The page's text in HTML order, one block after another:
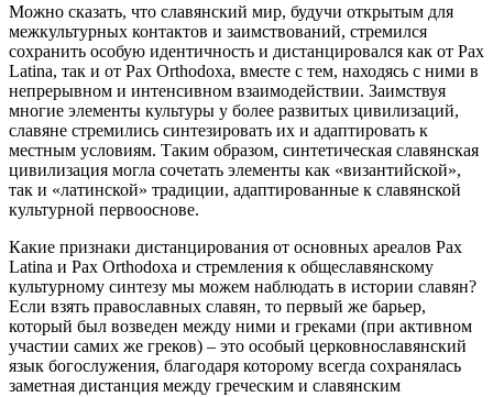
Можно сказать, что славянский мир, будучи открытым для
межкультурных контактов и заимствований, стремился
сохранить особую идентичность и дистанцировался как от Pax
Latina, так и от Pax Orthodoxa, вместе с тем, находясь с ними в
непрерывном и интенсивном взаимодействии. Заимствуя
многие элементы культуры у более развитых цивилизаций,
славяне стремились синтезировать их и адаптировать к
местным условиям. Таким образом, синтетическая славянская
цивилизация могла сочетать элементы как «византийской»,
так и «латинской» традиции, адаптированные к славянской
культурной первооснове.
Какие признаки дистанцирования от основных ареалов Pax
Latina и Pax Orthodoxa и стремления к общеславянскому
культурному синтезу мы можем наблюдать в истории славян?
Если взять православных славян, то первый же барьер,
который был возведен между ними и греками (при активном
участии самих же греков) – это особый церковнославянский
язык богослужения, благодаря которому всегда сохранялась
заметная дистанция между греческим и славянским